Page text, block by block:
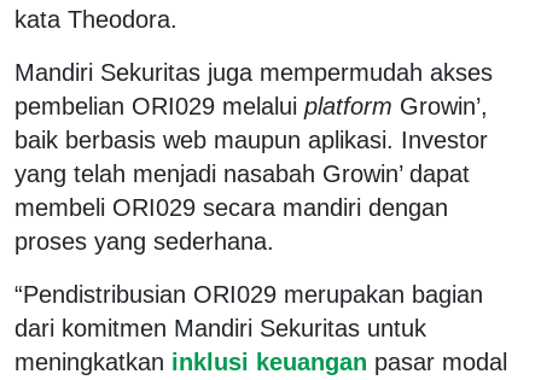
kata Theodora.
Mandiri Sekuritas juga mempermudah akses
pembelian ORI029 melalui platform Growin’,
baik berbasis web maupun aplikasi. Investor
yang telah menjadi nasabah Growin’ dapat
membeli ORI029 secara mandiri dengan
proses yang sederhana.
“Pendistribusian ORI029 merupakan bagian
dari komitmen Mandiri Sekuritas untuk
meningkatkan inklusi keuangan pasar modal